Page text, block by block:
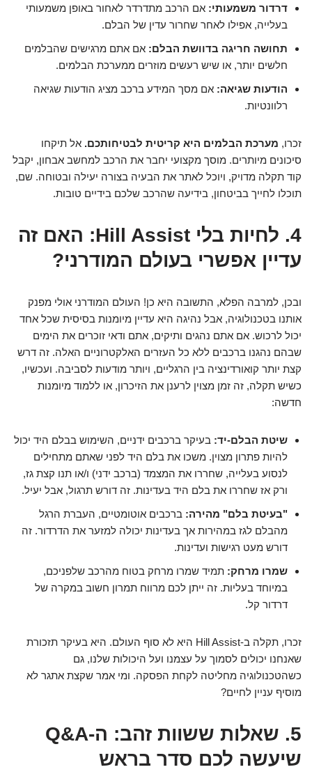
דרדור משמעותי: אם הרכב מתדרדר לאחור באופן משמעותי
בעלייה, אפילו לאחר שחרור עדין של הבלם.
תחושה חריגה בדוושת הבלם: אם אתם מרגישים שהבלמים
חלשים יותר, או שיש רעשים מוזרים ממערכת הבלמים.
הודעות שגיאה: אם מסך המידע ברכב מציג הודעות שגיאה
רלוונטיות.
זכרו, מערכת הבלמים היא קריטית לבטיחותכם. אל תיקחו
סיכונים מיותרים. מוסך מקצועי יחבר את הרכב למחשב אבחון, יקבל
קוד תקלה מדויק, ויוכל לאתר את הבעיה בצורה יעילה ובטוחה. שם,
תוכלו לחייך בביטחון, בידיעה שהרכב שלכם בידיים טובות.
4. לחיות בלי Hill Assist: האם זה
עדיין אפשרי בעולם המודרני?
ובכן, למרבה הפלא, התשובה היא כן! העולם המודרני אולי מפנק
אותנו בטכנולוגיה, אבל נהיגה היא עדיין מיומנות בסיסית שכל אחד
יכול לרכוש. אם אתם נהגים ותיקים, אתם ודאי זוכרים את הימים
שבהם נהגנו ברכבים ללא כל העזרים האלקטרוניים האלה. זה דרש
קצת יותר קואורדינציה בין הרגליים, ויותר מודעות לסביבה. ועכשיו,
כשיש תקלה, זה זמן מצוין לרענן את הזיכרון, או ללמוד מיומנות
חדשה:
שיטת הבלם-יד: בעיקר ברכבים ידניים, השימוש בבלם היד יכול
להיות פתרון מצוין. משכו את בלם היד לפני שאתם מתחילים
לנסוע בעלייה, שחררו את המצמד (ברכב ידני) ו/או תנו קצת גז,
ורק אז שחררו את בלם היד בעדינות. זה דורש תרגול, אבל יעיל.
"בעיטת בלם" מהירה: ברכבים אוטומטיים, העברת הרגל
מהבלם לגז במהירות אך בעדינות יכולה למזער את הדרדור. זה
דורש מעט רגישות ועדינות.
שמרו מרחק: תמיד שמרו מרחק בטוח מהרכב שלפניכם,
במיוחד בעליות. זה ייתן לכם מרווח תמרון חשוב במקרה של
דרדור קל.
זכרו, תקלה ב-Hill Assist היא לא סוף העולם. היא בעיקר תזכורת
שאנחנו יכולים לסמוך על עצמנו ועל היכולות שלנו, גם
כשהטכנולוגיה מחליטה לקחת הפסקה. ומי אמר שקצת אתגר לא
מוסיף עניין לחיים?
5. שאלות ששוות זהב: ה-Q&A
שיעשה לכם סדר בראש